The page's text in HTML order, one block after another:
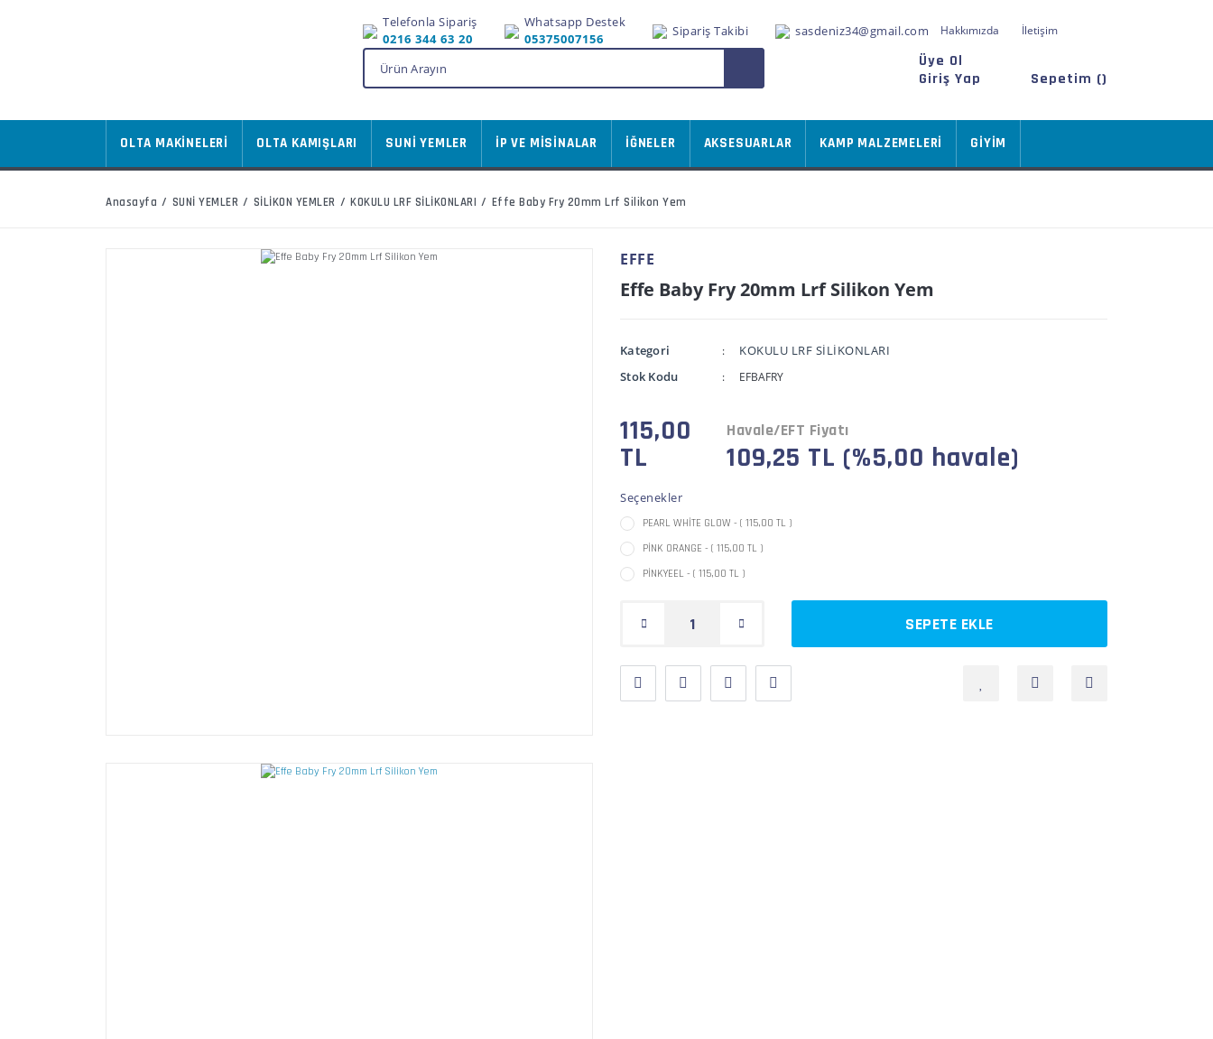
Telefonla Sipariş
0216 344 63 20
Whatsapp Destek
05375007156
Sipariş Takibi sasdeniz34@gmail.com Hakkımızda İletişim
Üye Ol
Giriş Yap
Sepetim ()
OLTA MAKİNELERİ OLTA KAMIŞLARI SUNİ YEMLER İP VE MİSİNALAR İĞNELER AKSESUARLAR KAMP MALZEMELERİ GİYİM
Anasayfa SUNİ YEMLER SİLİKON YEMLER KOKULU LRF SİLİKONLARI Effe Baby Fry 20mm Lrf Silikon Yem
EFFE
Effe Baby Fry 20mm Lrf Silikon Yem
Kategori
KOKULU LRF SİLİKONLARI
Stok Kodu
EFBAFRY
115,00
TL
Havale/EFT Fiyatı
109,25 TL (%5,00 havale)
Seçenekler
PEARL WHİTE GLOW - ( 115,00 TL )
PİNK ORANGE - ( 115,00 TL )
PİNKYEEL - ( 115,00 TL )
SEPETE EKLE